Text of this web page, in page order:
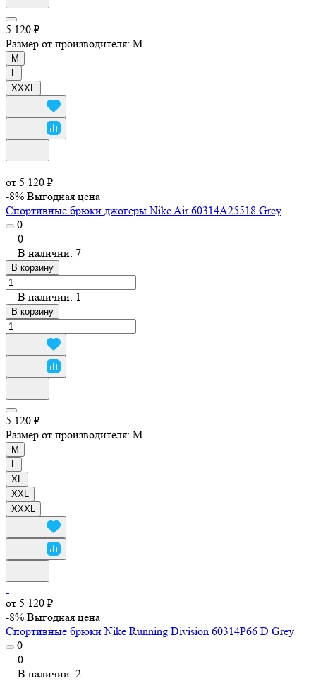
5 120 ₽
Размер от производителя: M
M
XXXL
от 5 120 ₽
-8% Выгодная цена
Спортивные брюки джогеры Nike Air 60314A25518 Grey
0
0
В наличии: 7
В корзину
В наличии: 1
В корзину
5 120 ₽
Размер от производителя: M
M
XL
XXL
XXXL
от 5 120 ₽
-8% Выгодная цена
Спортивные брюки Nike Running Division 60314P66 D Grey
0
0
В наличии: 2